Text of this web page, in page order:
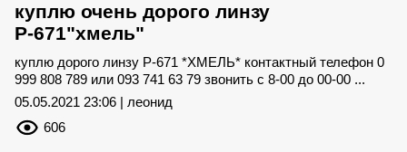
куплю очень дорого линзу
Р-671"хмель"
куплю дорого линзу Р-671 *ХМЕЛЬ* контактный телефон 0
999 808 789 или 093 741 63 79 звонить с 8-00 до 00-00 ...
05.05.2021 23:06 | леонид
606